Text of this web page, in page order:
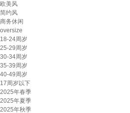
欧美风
简约风
商务休闲
oversize
18-24周岁
25-29周岁
30-34周岁
35-39周岁
40-49周岁
17周岁以下
2025年春季
2025年夏季
2025年秋季